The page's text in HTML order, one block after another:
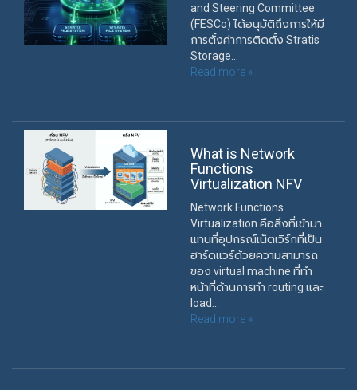
and Steering Committee
(FESCo) ได้อนุมัติถึงการให้มี
การตั้งค่าการติดตั้ง Stratis
Storage...
Read more »
What is Network
Functions
Virtualization NFV
Network Functions
Virtualization คือสิ่งที่เข้ามา
แทนที่อุปกรณ์เน็ตเวิร์กที่เป็น
ฮาร์ดแวร์ด้วยความสามารถ
ของ virtual machine ที่ทำ
หน้าที่ด้านการทำ routing และ
load...
Read more »